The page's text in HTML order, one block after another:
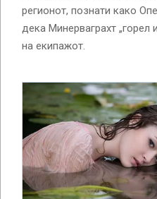
регионот, познати како
дека Минерваграхт „горел
на екипажот.